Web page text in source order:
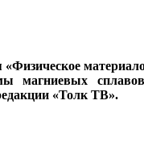
«Толк ТВ».